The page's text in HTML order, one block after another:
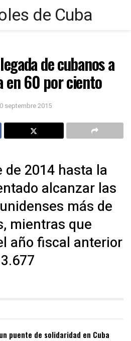
de cubanos a
en 60 por ciento
septembre 2015
de 2014 hasta la
alcanzar las
más de
mientras que
año fiscal anterior
puente de solidaridad en Cuba